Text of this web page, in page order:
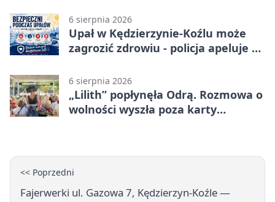
6 sierpnia 2026
Upał w Kędzierzynie-Koźlu może
zagrozić zdrowiu - policja apeluje o
6 sierpnia 2026
„Lilith” popłynęła Odrą. Rozmowa o
wolności wyszła poza karty
<< Poprzedni
Fajerwerki ul. Gazowa 7, Kędzierzyn-Koźle —